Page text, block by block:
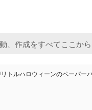
/リトルハロウィーンのペーパー